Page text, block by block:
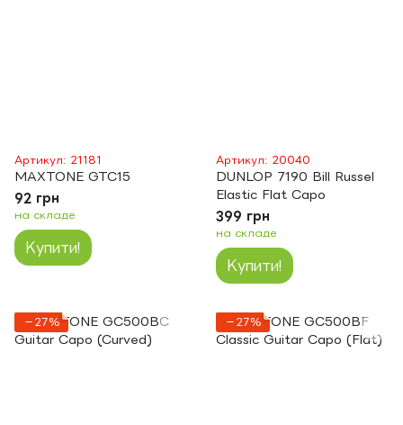
Артикул: 21181
MAXTONE GTC15
92 грн
на складе
Купити!
Артикул: 20040
DUNLOP 7190 Bill Russel
Elastic Flat Capo
399 грн
на складе
Купити!
−27% −27%